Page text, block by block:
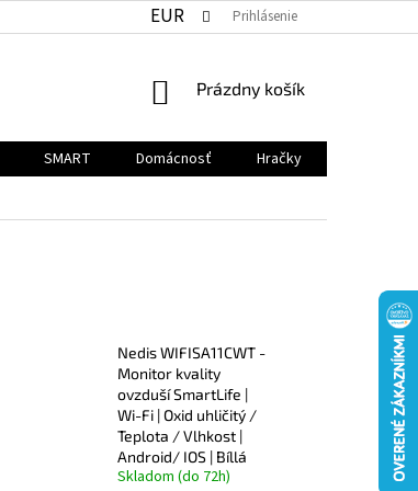
EUR Prihlásenie
NÁKUPNÝ
Prázdny košík
SMART Domácnosť
Hračky
Nedis WIFISA11CWT -
Monitor kvality
ovzduší SmartLife |
Wi-Fi | Oxid uhličitý /
Teplota / Vlhkost |
Android/ IOS | Bíllá
Skladom (do 72h)